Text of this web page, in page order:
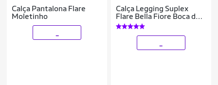
Calça Pantalona Flare
Moletinho
Calça Legging Suplex
Flare Bella Fiore Boca de
Sino Bailarina Cintura e
Cós Alto Moda Fitness